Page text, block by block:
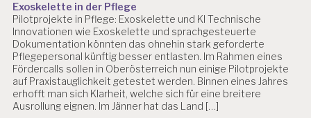
B
E
L
A
S
T
U
N
G
Exoskelette in der Pflege
Pilotprojekte in Pflege: Exoskelette und KI Technische
Innovationen wie Exoskelette und sprachgesteuerte
Dokumentation könnten das ohnehin stark geforderte
Pflegepersonal künftig besser entlasten. Im Rahmen eines
Fördercalls sollen in Oberösterreich nun einige Pilotprojekte
auf Praxistauglichkeit getestet werden. Binnen eines Jahres
erhofft man sich Klarheit, welche sich für eine breitere
Ausrollung eignen. Im Jänner hat das Land […]